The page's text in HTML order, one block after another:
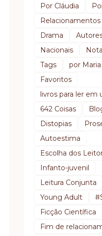
Por Cláudia
Relacionamentos
Drama
Nacionais
Tags
por Maria
Favoritos
livros para ler em
642 Coisas
Distopias
Autoestima
Escolha dos
Infanto-juvenil
Leitura Conjunta
Young Adult
Ficção Científica
Fim de